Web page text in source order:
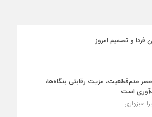
فردا و تصمیم امروز
عدم‌قطعیت، مزیت رقابتی بنگاه‌ها،
است
سبزواری